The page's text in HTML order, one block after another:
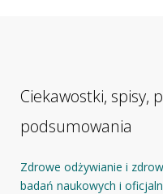
Ciekawostki, spisy,
podsumowania
Zdrowe odżywianie i
badań naukowych i